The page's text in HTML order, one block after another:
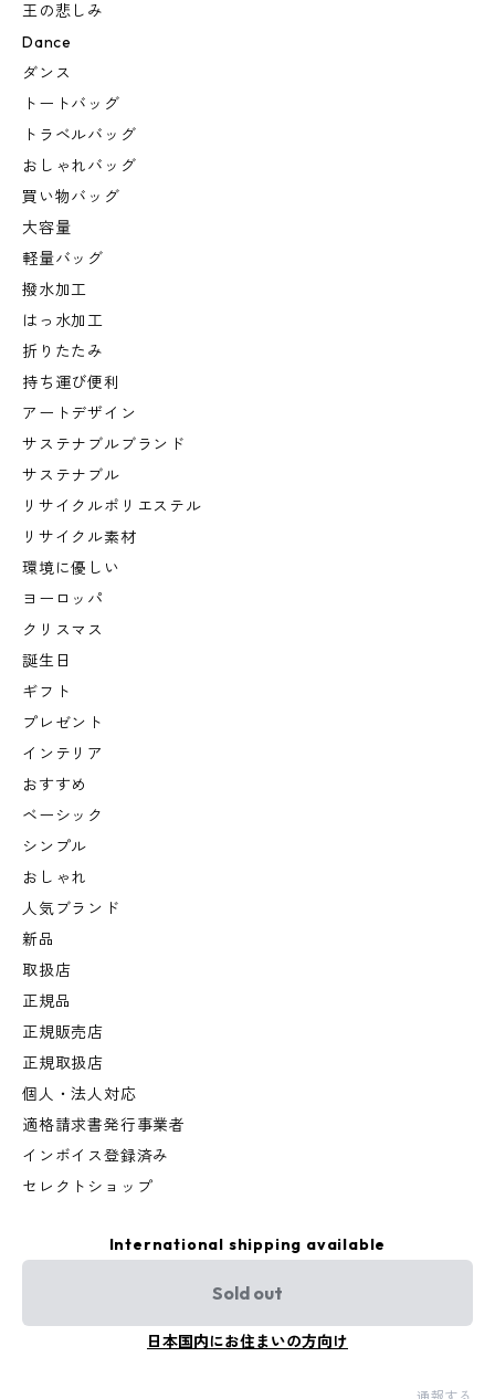
王の悲しみ
Dance
ダンス
トートバッグ
トラベルバッグ
おしゃれバッグ
買い物バッグ
大容量
軽量バッグ
撥水加工
はっ水加工
折りたたみ
持ち運び便利
アートデザイン
サステナブルブランド
サステナブル
リサイクルポリエステル
リサイクル素材
環境に優しい
ヨーロッパ
クリスマス
誕生日
ギフト
プレゼント
インテリア
おすすめ
ベーシック
シンプル
おしゃれ
人気ブランド
新品
取扱店
正規品
正規販売店
正規取扱店
個人・法人対応
適格請求書発行事業者
インボイス登録済み
セレクトショップ
International shipping available
Sold out
日本国内にお住まいの方向け